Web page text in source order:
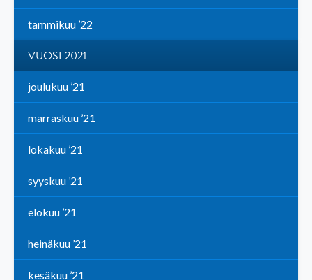
tammikuu ’22
VUOSI 2021
joulukuu ’21
marraskuu ’21
lokakuu ’21
syyskuu ’21
elokuu ’21
heinäkuu ’21
kesäkuu ’21